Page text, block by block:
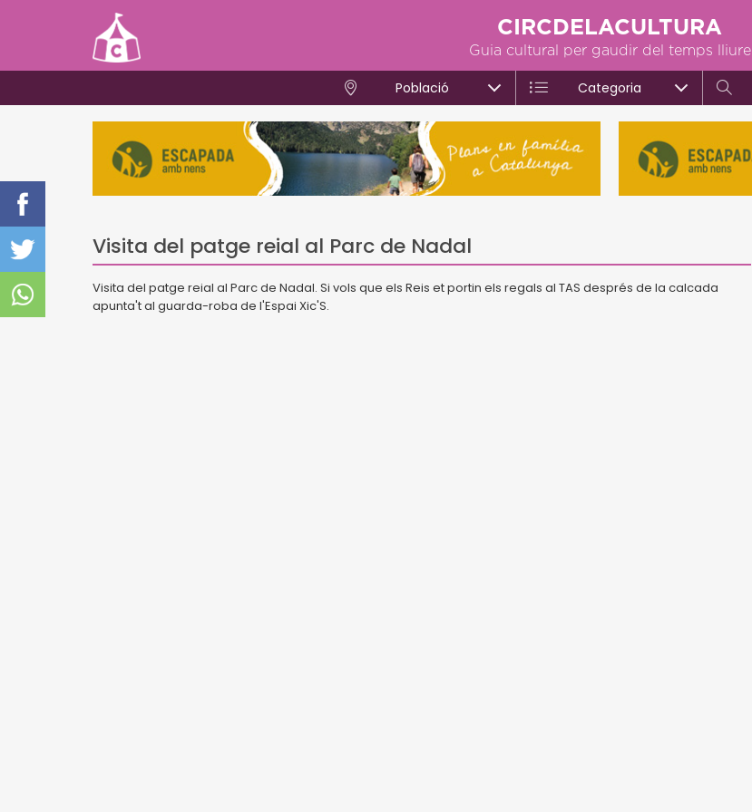
CIRCDELACULTURA
Guia cultural per gaudir del temps lliure
Població Categoria
Visita del patge reial al Parc de Nadal
Visita del patge reial al Parc de Nadal. Si vols que els Reis et portin els regals al TAS després de la calcada
apunta't al guarda-roba de l'Espai Xic'S.